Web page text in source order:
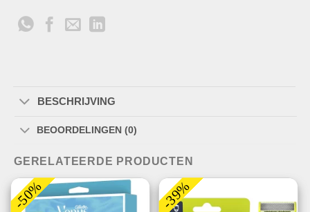
BESCHRIJVING
BEOORDELINGEN (0)
GERELATEERDE PRODUCTEN
-50% -39%